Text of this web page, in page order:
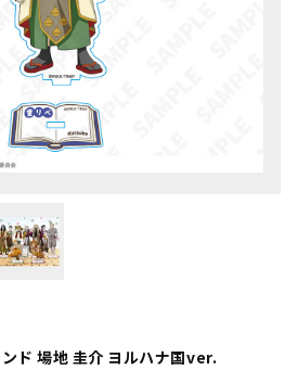
ド 場地 圭介 ヨルハナ国ver.